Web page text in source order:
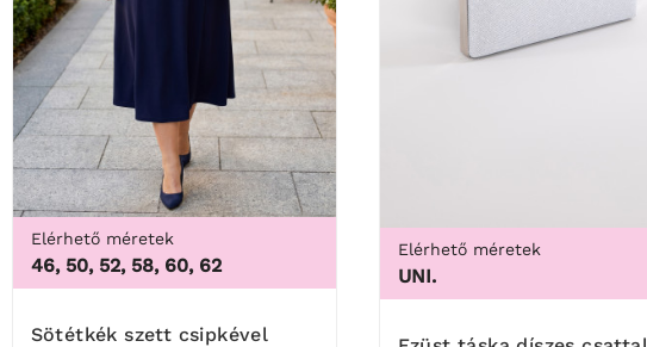
Elérhető méretek
46, 50, 52, 58, 60, 62
Sötétkék szett csipkével
Elérhető méretek
UNI.